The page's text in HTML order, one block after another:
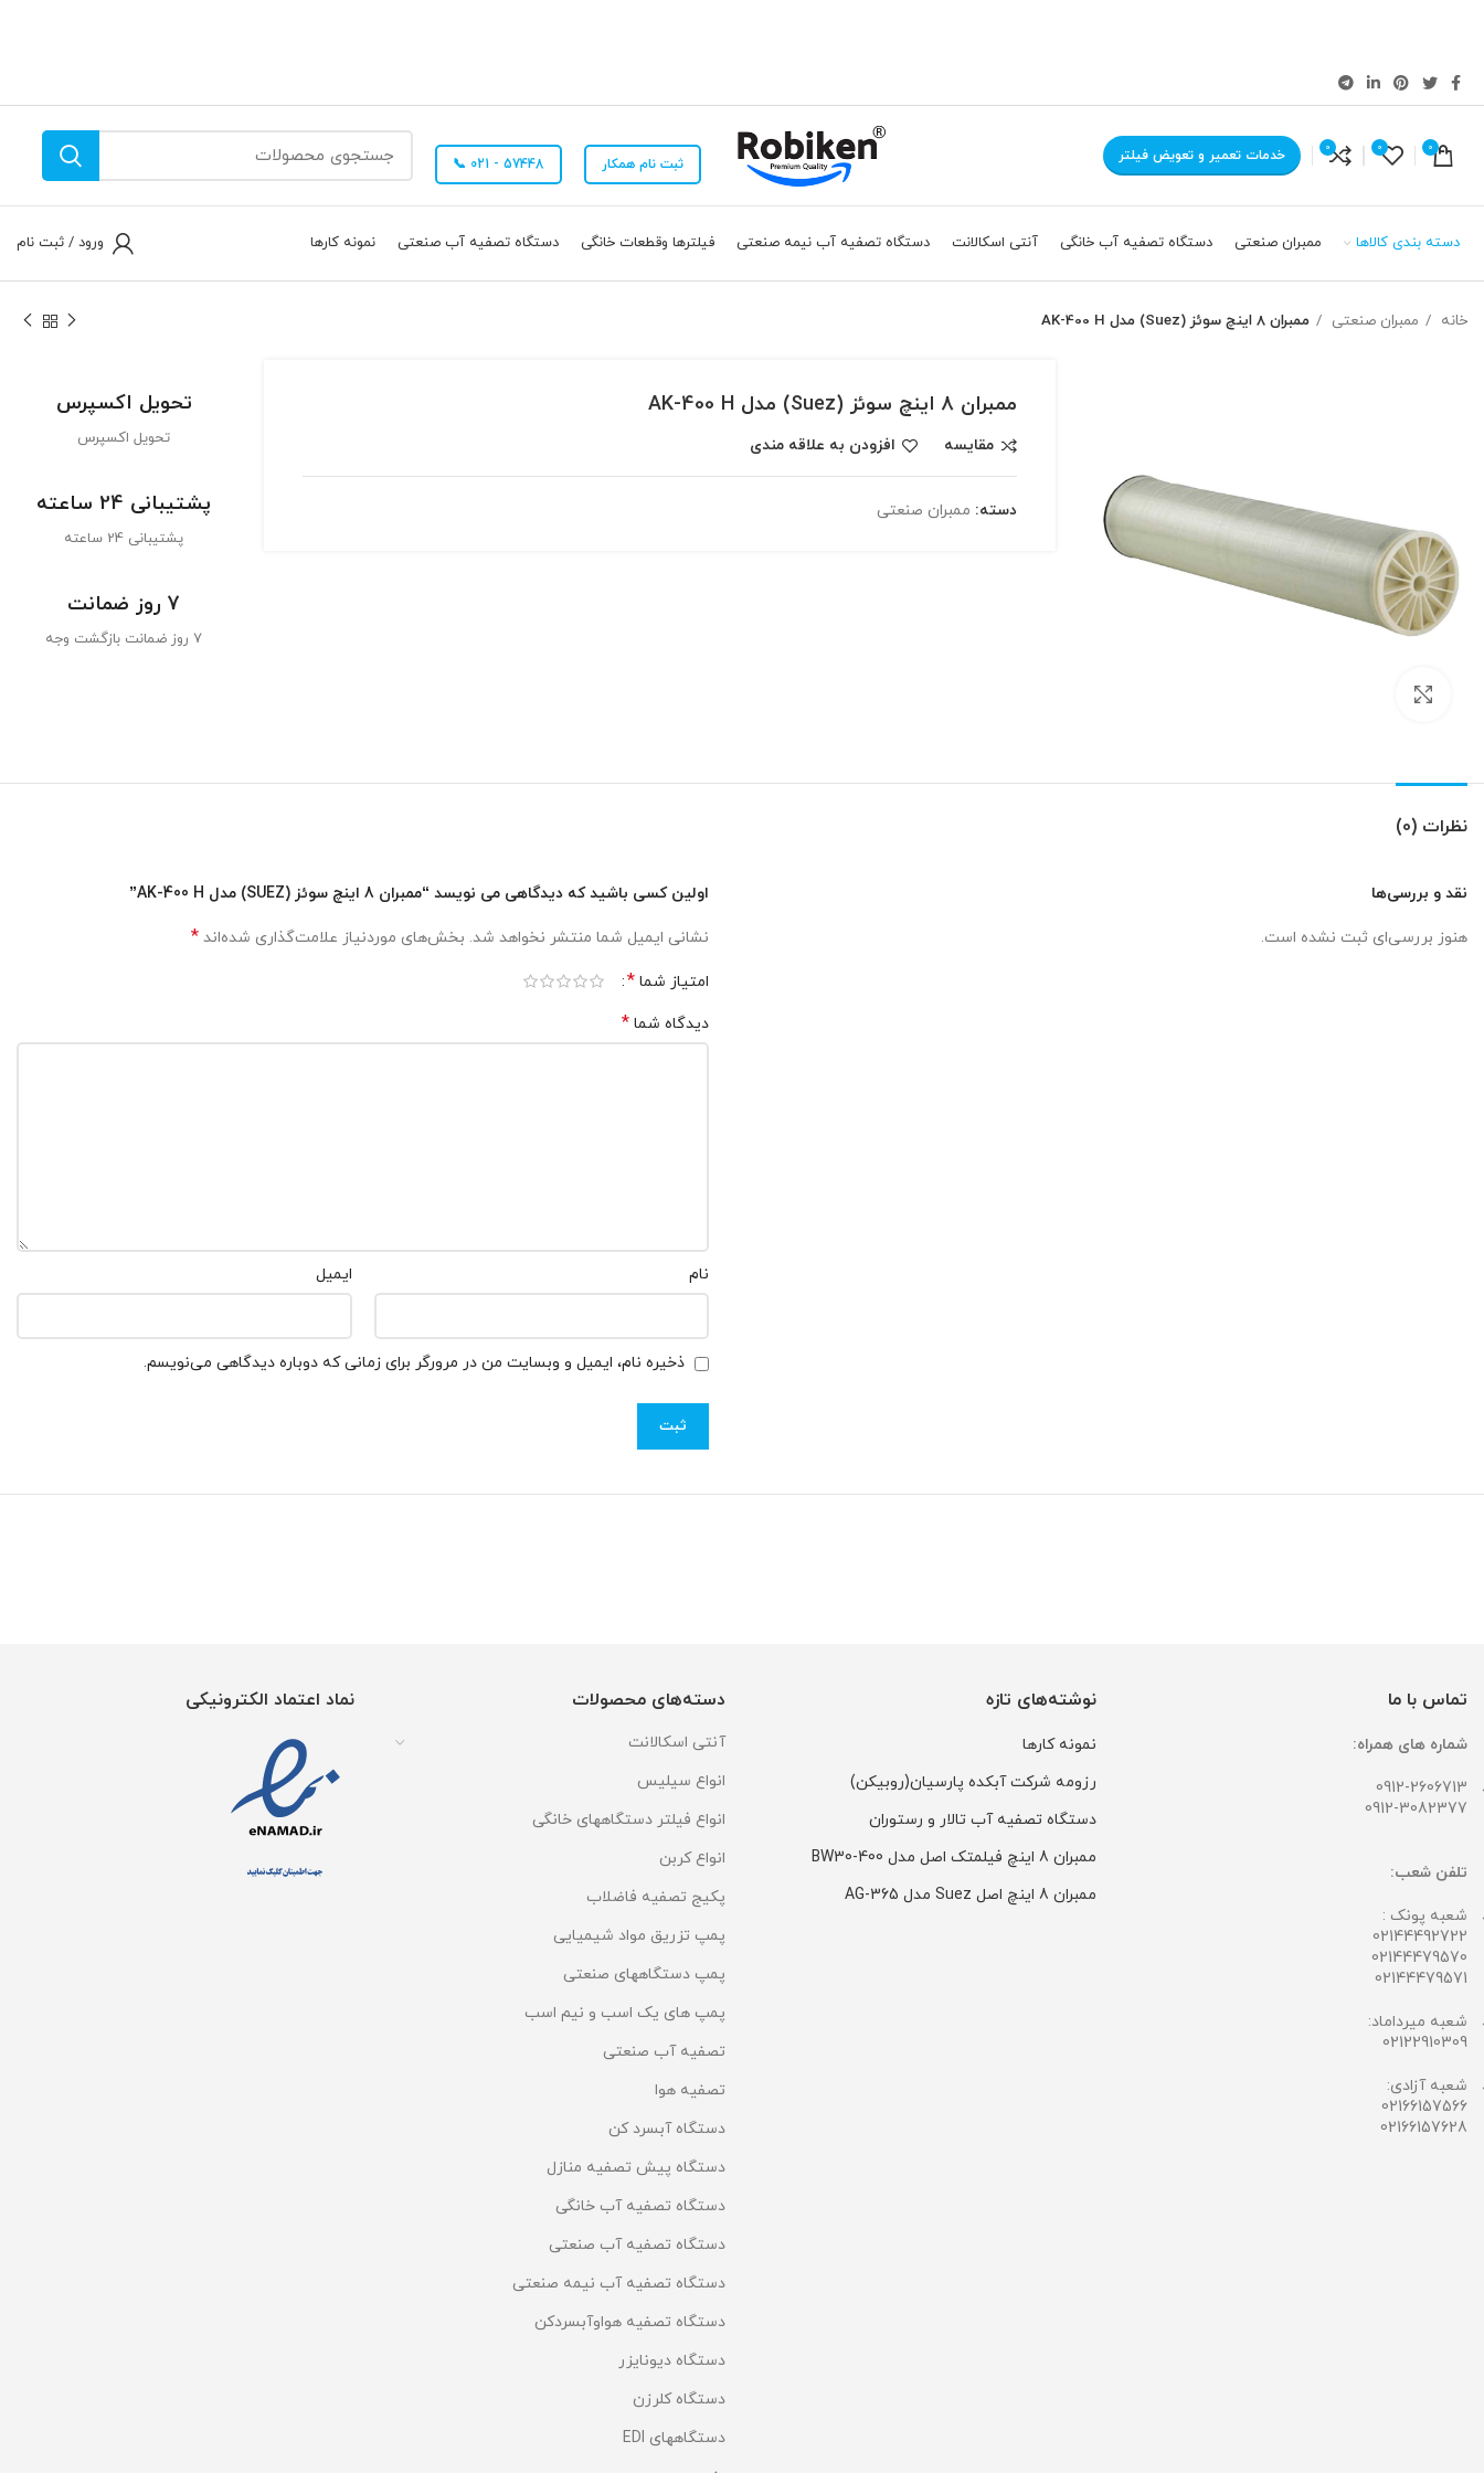
0
0
0 خدمات تعمیر و تعویض فیلتر ثبت نام همکار 57448 - 021 📞
دسته بندی کالاها ممبران صنعتی دستگاه تصفیه آب خانگی آنتی اسکالانت دستگاه تصفیه آب نیمه صنعتی فیلترها وقطعات خانگی دستگاه تصفیه آب صنعتی نمونه کارها ورود / ثبت نام
خانه ممبران صنعتی ممبران 8 اینچ سوئز (Suez) مدل AK-400 H
ممبران 8 اینچ سوئز (Suez) مدل AK-400 H
مقایسه افزودن به علاقه مندی
دسته: ممبران صنعتی
تحویل اکسپرس
تحویل اکسپرس
پشتیبانی 24 ساعته
پشتیبانی 24 ساعته
7 روز ضمانت
7 روز ضمانت بازگشت وجه
نظرات (0)
نقد و بررسی‌ها
هنوز بررسی‌ای ثبت نشده است.
اولین کسی باشید که دیدگاهی می نویسد “ممبران 8 اینچ سوئز (SUEZ) مدل AK-400 H”
نشانی ایمیل شما منتشر نخواهد شد. بخش‌های موردنیاز علامت‌گذاری شده‌اند *
امتیاز شما *
دیدگاه شما *
نام ایمیل
ذخیره نام، ایمیل و وبسایت من در مرورگر برای زمانی که دوباره دیدگاهی می‌نویسم.
تماس با ما
شماره های همراه:
0912-2606713
0912-3082377
تلفن شعب:
شعبه پونک :
02144492722
02144479570
02144479571
شعبه میرداماد:
02122910309
شعبه آزادی:
02166157566
02166157628
نوشته‌های تازه
نمونه کارها
رزومه شرکت آبکده پارسیان(روبیکن)
دستگاه تصفیه آب تالار و رستوران
ممبران 8 اینچ فیلمتک اصل مدل BW30-400
ممبران 8 اینچ اصل Suez مدل AG-365
دسته‌های محصولات
آنتی اسکالانت
انواع سیلیس
انواع فیلتر دستگاههای خانگی
انواع کربن
پکیج تصفیه فاضلاب
پمپ تزریق مواد شیمیایی
پمپ دستگاههای صنعتی
پمپ های یک اسب و نیم اسب
تصفیه آب صنعتی
تصفیه هوا
دستگاه آبسرد کن
دستگاه پیش تصفیه منازل
دستگاه تصفیه آب خانگی
دستگاه تصفیه آب صنعتی
دستگاه تصفیه آب نیمه صنعتی
دستگاه تصفیه هواوآبسردکن
دستگاه دیونایزر
دستگاه کلرزن
دستگاههای EDI
نماد اعتماد الکترونیکی